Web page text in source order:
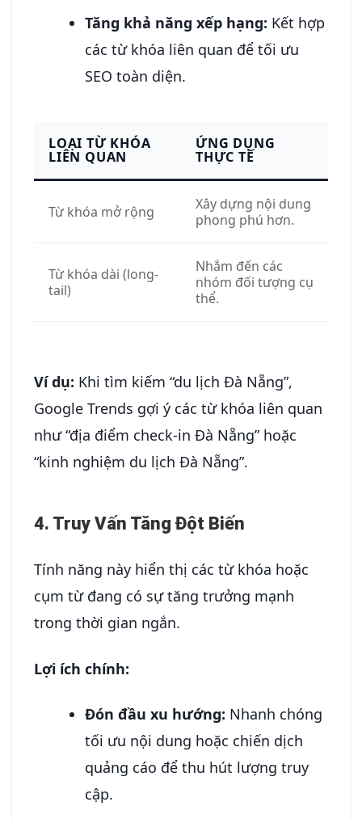
Tăng khả năng xếp hạng: Kết hợp
các từ khóa liên quan để tối ưu
SEO toàn diện.
LOẠI TỪ KHÓA
LIÊN QUAN
ỨNG DỤNG
THỰC TẾ
Từ khóa mở rộng
Xây dựng nội dung
phong phú hơn.
Từ khóa dài (long-
tail)
Nhắm đến các
nhóm đối tượng cụ
thể.
Ví dụ: Khi tìm kiếm “du lịch Đà Nẵng”,
Google Trends gợi ý các từ khóa liên quan
như “địa điểm check-in Đà Nẵng” hoặc
“kinh nghiệm du lịch Đà Nẵng”.
4. Truy Vấn Tăng Đột Biến
Tính năng này hiển thị các từ khóa hoặc
cụm từ đang có sự tăng trưởng mạnh
trong thời gian ngắn.
Lợi ích chính:
Đón đầu xu hướng: Nhanh chóng
tối ưu nội dung hoặc chiến dịch
quảng cáo để thu hút lượng truy
cập.